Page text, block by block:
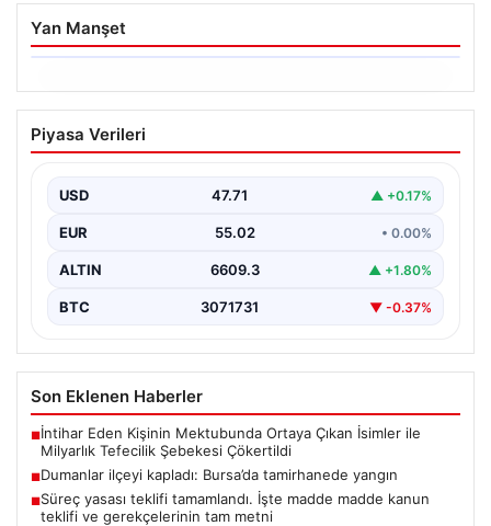
Yan Manşet
06.08.2026
Dumanlar ilçeyi kapladı: Bursa’da
tamirhanede yangın
Piyasa Verileri
USD 47.71 ▲ +0.17%
EUR 55.02 • 0.00%
ALTIN 6609.3 ▲ +1.80%
BTC 3071731 ▼ -0.37%
Son Eklenen Haberler
■İntihar Eden Kişinin Mektubunda Ortaya Çıkan İsimler ile
Milyarlık Tefecilik Şebekesi Çökertildi
■Dumanlar ilçeyi kapladı: Bursa’da tamirhanede yangın
■Süreç yasası teklifi tamamlandı. İşte madde madde kanun
teklifi ve gerekçelerinin tam metni